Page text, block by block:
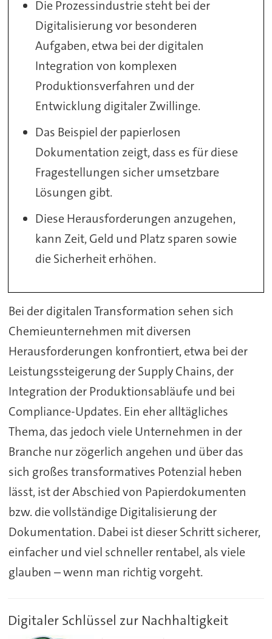
Die Prozessindustrie steht bei der
Digitalisierung vor besonderen
Aufgaben, etwa bei der digitalen
Integration von komplexen
Produktionsverfahren und der
Entwicklung digitaler Zwillinge.
Das Beispiel der papierlosen
Dokumentation zeigt, dass es für diese
Fragestellungen sicher umsetzbare
Lösungen gibt.
Diese Herausforderungen anzugehen,
kann Zeit, Geld und Platz sparen sowie
die Sicherheit erhöhen.
Bei der digitalen Transformation sehen sich
Chemieunternehmen mit diversen
Herausforderungen konfrontiert, etwa bei der
Leistungssteigerung der Supply Chains, der
Integration der Produktionsabläufe und bei
Compliance-Updates. Ein eher alltägliches
Thema, das jedoch viele Unternehmen in der
Branche nur zögerlich angehen und über das
sich großes transformatives Potenzial heben
lässt, ist der Abschied von Papierdokumenten
bzw. die vollständige Digitalisierung der
Dokumentation. Dabei ist dieser Schritt sicherer,
einfacher und viel schneller rentabel, als viele
glauben – wenn man richtig vorgeht.
Digitaler Schlüssel zur Nachhaltigkeit